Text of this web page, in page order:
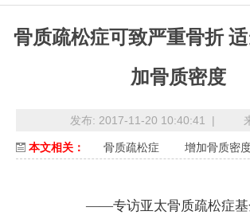
骨质疏松症可致严重骨折
加骨质密度
发布: 2017-11-20 10:40:41 |
本文相关： 骨质疏松症 增加骨质密
——专访亚太骨质疏松症基